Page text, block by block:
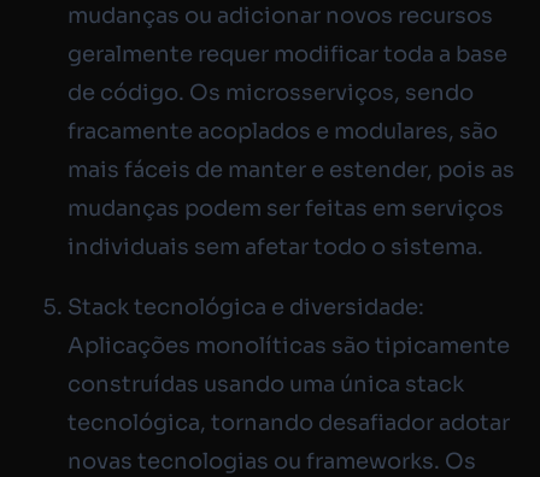
mudanças ou adicionar novos recursos
geralmente requer modificar toda a base
de código. Os microsserviços, sendo
fracamente acoplados e modulares, são
mais fáceis de manter e estender, pois as
mudanças podem ser feitas em serviços
individuais sem afetar todo o sistema.
Stack tecnológica e diversidade:
Aplicações monolíticas são tipicamente
construídas usando uma única stack
tecnológica, tornando desafiador adotar
novas tecnologias ou frameworks. Os